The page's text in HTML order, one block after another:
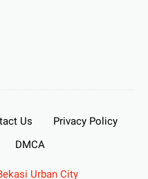
Us
Privacy Policy
DMCA
Urban City